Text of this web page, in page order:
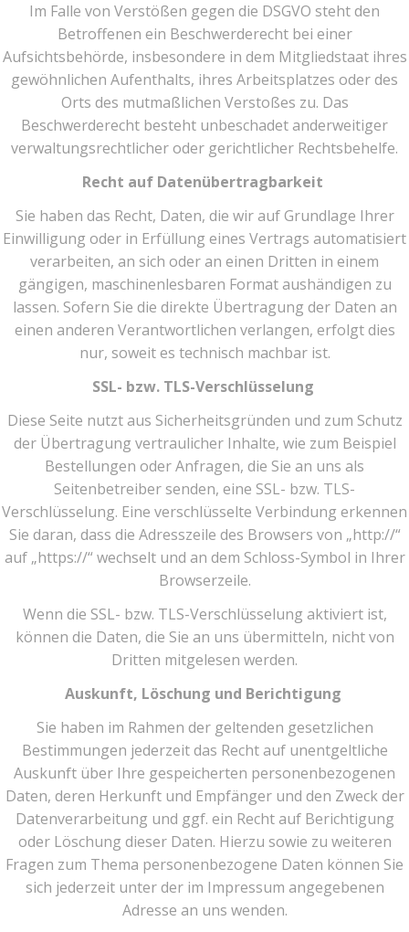
Im Falle von Verstößen gegen die DSGVO steht den
Betroffenen ein Beschwerderecht bei einer
Aufsichtsbehörde, insbesondere in dem Mitgliedstaat ihres
gewöhnlichen Aufenthalts, ihres Arbeitsplatzes oder des
Orts des mutmaßlichen Verstoßes zu. Das
Beschwerderecht besteht unbeschadet anderweitiger
verwaltungsrechtlicher oder gerichtlicher Rechtsbehelfe.
Recht auf Datenübertragbarkeit
Sie haben das Recht, Daten, die wir auf Grundlage Ihrer
Einwilligung oder in Erfüllung eines Vertrags automatisiert
verarbeiten, an sich oder an einen Dritten in einem
gängigen, maschinenlesbaren Format aushändigen zu
lassen. Sofern Sie die direkte Übertragung der Daten an
einen anderen Verantwortlichen verlangen, erfolgt dies
nur, soweit es technisch machbar ist.
SSL- bzw. TLS-Verschlüsselung
Diese Seite nutzt aus Sicherheitsgründen und zum Schutz
der Übertragung vertraulicher Inhalte, wie zum Beispiel
Bestellungen oder Anfragen, die Sie an uns als
Seitenbetreiber senden, eine SSL- bzw. TLS-
Verschlüsselung. Eine verschlüsselte Verbindung erkennen
Sie daran, dass die Adresszeile des Browsers von „http://“
auf „https://“ wechselt und an dem Schloss-Symbol in Ihrer
Browserzeile.
Wenn die SSL- bzw. TLS-Verschlüsselung aktiviert ist,
können die Daten, die Sie an uns übermitteln, nicht von
Dritten mitgelesen werden.
Auskunft, Löschung und Berichtigung
Sie haben im Rahmen der geltenden gesetzlichen
Bestimmungen jederzeit das Recht auf unentgeltliche
Auskunft über Ihre gespeicherten personenbezogenen
Daten, deren Herkunft und Empfänger und den Zweck der
Datenverarbeitung und ggf. ein Recht auf Berichtigung
oder Löschung dieser Daten. Hierzu sowie zu weiteren
Fragen zum Thema personenbezogene Daten können Sie
sich jederzeit unter der im Impressum angegebenen
Adresse an uns wenden.